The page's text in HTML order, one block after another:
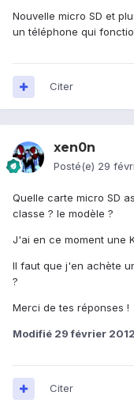
Nouvelle micro SD et
un téléphone qui
Citer
xen0n
Posté(e) 29
Quelle carte micro SD
classe ? le modèle ?
J'ai en ce moment une
Il faut que j'en achète
?
Merci de tes réponses !
Modifié 29 février 2012
Citer